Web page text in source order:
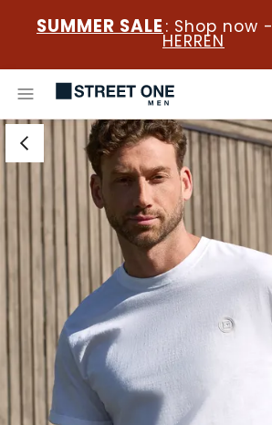
SUMMER SALE : Shop now -
HERREN